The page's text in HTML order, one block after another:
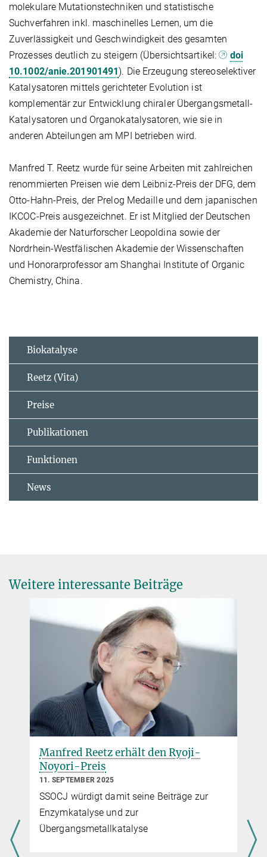
molekulare Mutationstechniken und statistische
Suchverfahren inkl. maschinelles Lernen, um die
Zuverlässigkeit und Geschwindigkeit des gesamten
Prozesses deutlich zu steigern (Übersichtsartikel:
doi
10.1002/anie.201901491). Die Erzeugung stereoselektiver
Katalysatoren mittels gerichteter Evolution ist
komplementär zur Entwicklung chiraler Übergangsmetall-
Katalysatoren und Organokatalysatoren, wie sie in
anderen Abteilungen am MPI betrieben wird.
Manfred T. Reetz wurde für seine Arbeiten mit zahlreichen
renommierten Preisen wie dem Leibniz-Preis der DFG, dem
Otto-Hahn-Preis, der Prelog Medaille und dem japanischen
IKCOC-Preis ausgezeichnet. Er ist Mitglied der Deutschen
Akademie der Naturforscher Leopoldina sowie der
Nordrhein-Westfälischen Akademie der Wissenschaften
und Honorarprofessor am Shanghai Institute of Organic
Chemistry, China.
Biokatalyse
Reetz (Vita)
Preise
Publikationen
Funktionen
News
Weitere interessante Beiträge
Manfred Reetz erhält den Ryoji-
Noyori-Preis
11. SEPTEMBER 2025
SSOCJ würdigt damit seine Beiträge zur
Enzymkatalyse und zur
Übergangsmetallkatalyse